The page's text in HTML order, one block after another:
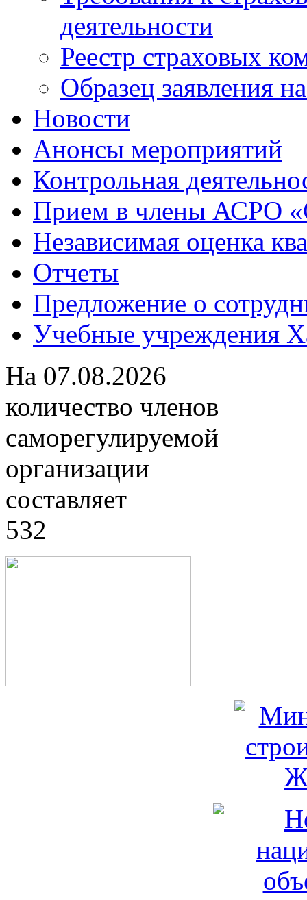
деятельности
Реестр страховых
Образец заявления
Новости
Анонсы мероприятий
Контрольная
Прием в члены АСРО
Независимая оценка
Отчеты
Предложение о
Учебные учреждения
На 07.08.2026
количество членов
саморегулируемой
организации
составляет
532